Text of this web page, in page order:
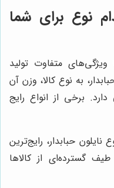
نوع برای شما
ویژگی‌های متفاوت تولید
به نوع کالا، وزن آن
برخی از انواع رایج
نایلون حبابدار، رایج‌ترین
گسترده‌ای از کالاها